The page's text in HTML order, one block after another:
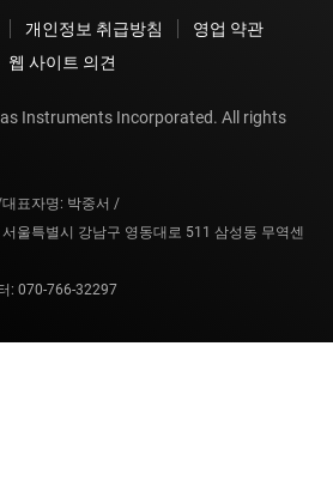
개인정보 취급방침
영업 약관
웹 사이트 의견
Instruments Incorporated. All rights
대표자명: 박중서 /
울특별시 강남구 영동대로 511 삼성동 무역센
: 070-766-32297